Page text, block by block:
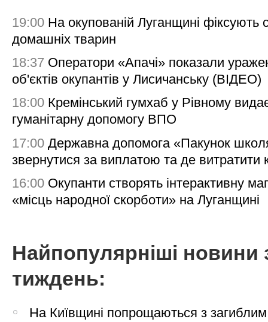
19:00 На окупованій Луганщині фіксують
домашніх тварин
18:37 Оператори «Апачі» показали
об'єктів окупантів у Лисичанську (ВІДЕО)
18:00 Кремінський гумхаб у Рівному
гуманітарну допомогу ВПО
17:00 Державна допомога «Пакунок
звернутися за виплатою та де витратити
16:00 Окупанти створять інтерактивну
«місць народної скорботи» на Луганщині
Найпопулярніші новини
тиждень:
На Київщині попрощаються з загиблим